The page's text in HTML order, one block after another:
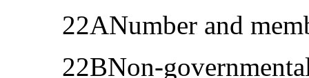
22ANumber and
22BNon-